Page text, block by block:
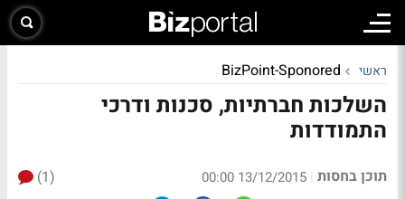
ראשי BizPoint-Sponored
השלכות חברתיות, סכנות ודרכי
התמודדות
תוכן בחסות |
13/12/2015 00:00
(1)